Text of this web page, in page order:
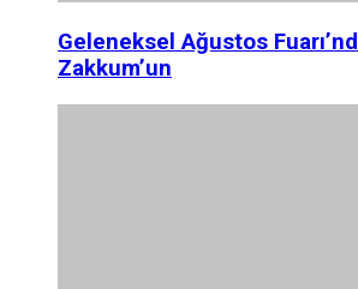
Geleneksel Ağustos
Zakkum’un